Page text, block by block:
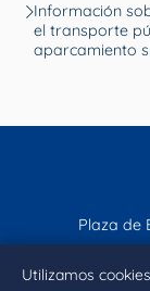
Utilizamos
Información
el transporte
aparcamiento
Plaza de